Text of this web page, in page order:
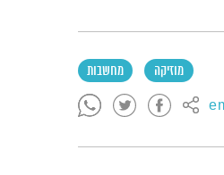
מוזיקה מחשבות